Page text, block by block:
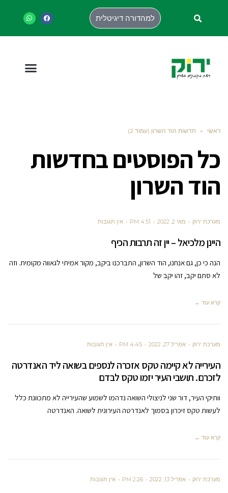
למהדורה דיגיטלית
ראשי » חדשות הוד השרון (עמוד 2)
כל הפוסטים בחדשות
הוד השרון
מערכת ירוק מאי 2, 2022 4:51 PM אין תגובות
היינן מלכיאל – יין זה תרבות הכיף
הנה כי כן, גם אנחנו, הוד השרון, התברכנו ביקב, מקור אמיתי לגאווה מקומית. וזה
לא סתם יקב, זהו יקב של
קרא עוד ←
מערכת ירוק אפריל 27, 2022 4:45 PM אין תגובות
העירייה לא קיימה טקס אזכרה לנספים בשואה ליד האנדרטה
לזכרם. תושבי העיר יזמו טקס לבדם
וותיקי העיר, דור שני לניצולי השואה נדהמו לשמוע שהעירייה לא מתכוונת כלל
לעשות טקס זיכרון בסמוך לאנדרטה העירונית לשואה. האנדרטה
קרא עוד ←
מערכת ירוק אפריל 13, 2022 2:26 PM אין תגובות